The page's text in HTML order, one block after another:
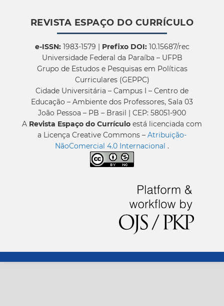
REVISTA ESPAÇO DO CURRÍCULO
e-ISSN:1983-1579 | Prefixo DOI:10.15687/rec
Universidade Federal da Paraíba – UFPB
Grupo de Estudos e Pesquisas em Políticas
Curriculares (GEPPC)
Cidade Universitária – Campus I – Centro de
Educação – Ambiente dos Professores, Sala 03
João Pessoa – PB – Brasil | CEP: 58051-900
A Revista Espaço do Currículo está licenciada com
a Licença Creative Commons – Atribuição-
NãoComercial 4.0 Internacional .